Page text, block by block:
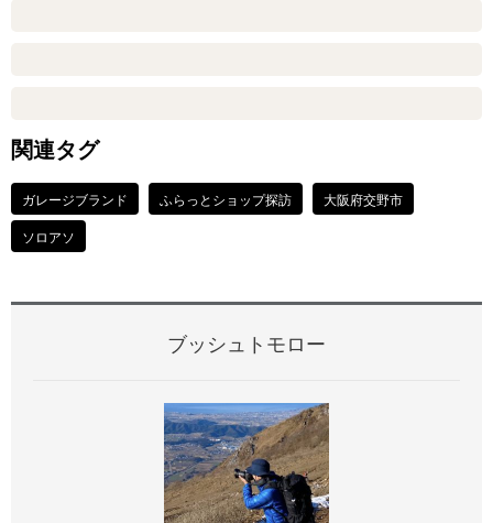
関連タグ
ガレージブランド ふらっとショップ探訪
大阪府交野市
ソロアソ
ブッシュトモロー